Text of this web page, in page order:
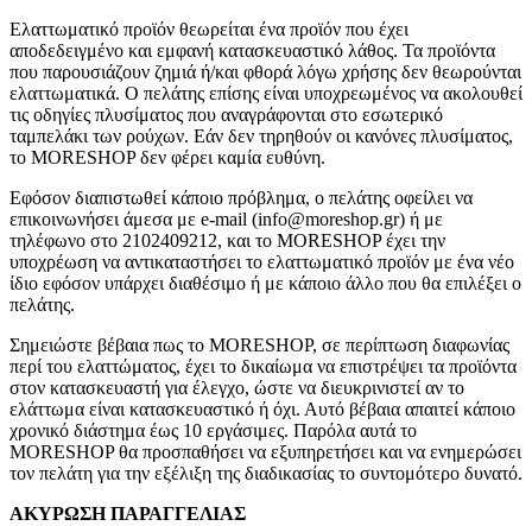
Ελαττωματικό προϊόν θεωρείται ένα προϊόν που έχει
αποδεδειγμένο και εμφανή κατασκευαστικό λάθος. Τα προϊόντα
που παρουσιάζουν ζημιά ή/και φθορά λόγω χρήσης δεν θεωρούνται
ελαττωματικά. Ο πελάτης επίσης είναι υποχρεωμένος να ακολουθεί
τις οδηγίες πλυσίματος που αναγράφονται στο εσωτερικό
ταμπελάκι των ρούχων. Εάν δεν τηρηθούν οι κανόνες πλυσίματος,
το MORESHOP δεν φέρει καμία ευθύνη.
Εφόσον διαπιστωθεί κάποιο πρόβλημα, ο πελάτης οφείλει να
επικοινωνήσει άμεσα με e-mail (info@moreshop.gr) ή με
τηλέφωνο στο 2102409212, και το MORESHOP έχει την
υποχρέωση να αντικαταστήσει το ελαττωματικό προϊόν με ένα νέο
ίδιο εφόσον υπάρχει διαθέσιμο ή με κάποιο άλλο που θα επιλέξει ο
πελάτης.
Σημειώστε βέβαια πως το MORESHOP, σε περίπτωση διαφωνίας
περί του ελαττώματος, έχει το δικαίωμα να επιστρέψει τα προϊόντα
στον κατασκευαστή για έλεγχο, ώστε να διευκρινιστεί αν το
ελάττωμα είναι κατασκευαστικό ή όχι. Αυτό βέβαια απαιτεί κάποιο
χρονικό διάστημα έως 10 εργάσιμες. Παρόλα αυτά το
MORESHOP θα προσπαθήσει να εξυπηρετήσει και να ενημερώσει
τον πελάτη για την εξέλιξη της διαδικασίας το συντομότερο δυνατό.
ΑΚΥΡΩΣΗ ΠΑΡΑΓΓΕΛΙΑΣ